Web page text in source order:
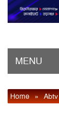
MENU
Home »